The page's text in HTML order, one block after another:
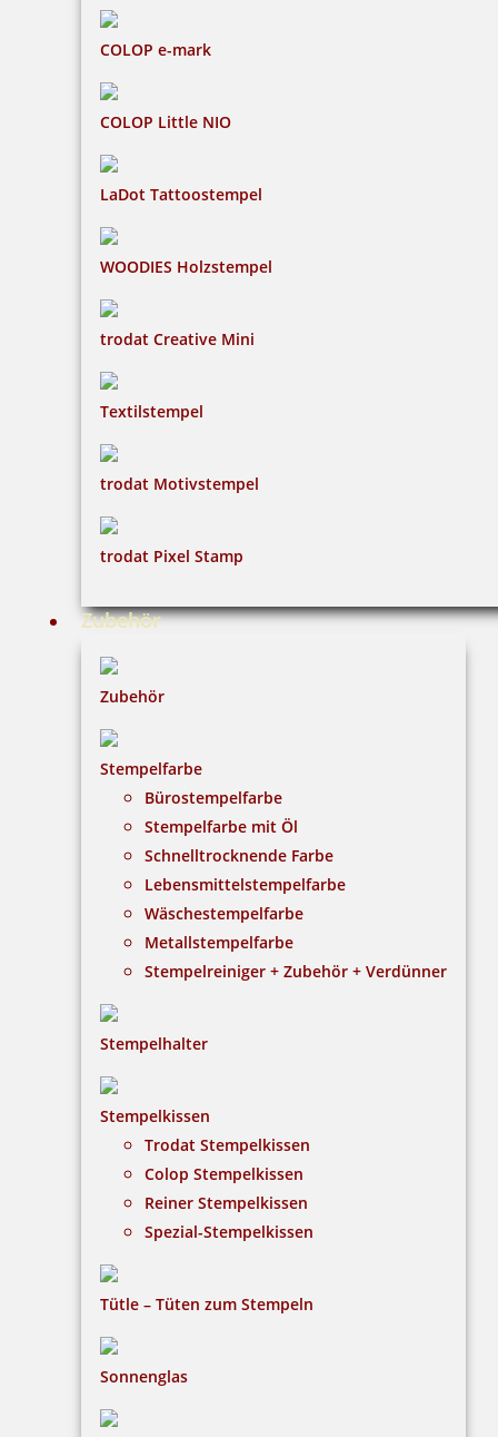
COLOP e-mark
COLOP Little NIO
LaDot Tattoostempel
WOODIES Holzstempel
trodat Creative Mini
Textilstempel
trodat Motivstempel
trodat Pixel Stamp
Zubehör
Zubehör
Stempelfarbe
Bürostempelfarbe
Stempelfarbe mit Öl
Schnelltrocknende Farbe
Lebensmittelstempelfarbe
Wäschestempelfarbe
Metallstempelfarbe
Stempelreiniger + Zubehör + Verdünner
Stempelhalter
Stempelkissen
Trodat Stempelkissen
Colop Stempelkissen
Reiner Stempelkissen
Spezial-Stempelkissen
Tütle – Tüten zum Stempeln
Sonnenglas
HINWEISE
Versandinformationen
Zahlungsbedingungen
Bestellhinweise
INFORMATIONEN
Impressum